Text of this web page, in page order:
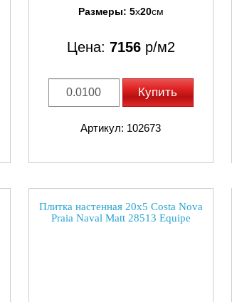
Размеры: 5x20см
Цена: 7156р/м2
Купить
Артикул: 102673
Плитка настенная 20x5 Costa Nova
Praia Naval Matt 28513 Equipe